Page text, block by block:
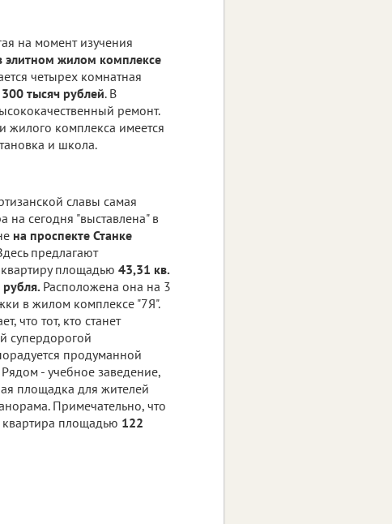
на момент изучения
элитном жилом комплексе
четырех комнатная
тысяч рублей. В
ремонт.
жилого комплекса имеется
и школа.
славы самая
на сегодня "выставлена" в
на проспекте Станке
предлагают
площадью 43,31 кв.
Расположена она на 3
в жилом комплексе "7Я".
что тот, кто станет
супердорогой
продуманной
- учебное заведение,
площадка для жителей
Примечательно, что
квартира площадью 122